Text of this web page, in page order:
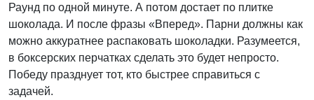
Раунд по одной минуте. А потом достает по плитке
шоколада. И после фразы «Вперед». Парни должны как
можно аккуратнее распаковать шоколадки. Разумеется,
в боксерских перчатках сделать это будет непросто.
Победу празднует тот, кто быстрее справиться с
задачей.